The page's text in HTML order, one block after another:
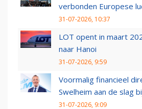
verbonden Europese
31-07-2026, 10:37
LOT opent in maart
naar Hanoi
31-07-2026, 9:59
Voormalig financieel
Swelheim aan de slag
31-07-2026, 9:09